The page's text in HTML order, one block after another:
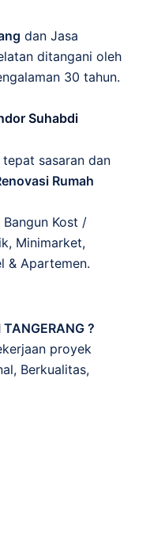
dan Jasa
ditangani oleh
30 tahun.
Suhabdi
tepat sasaran dan
Rumah
Kost /
Minimarket,
& Apartemen.
TANGERANG ?
proyek
Berkualitas,